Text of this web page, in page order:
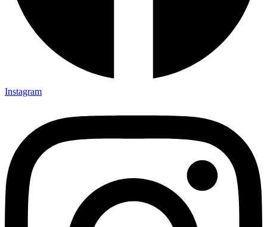
Instagram